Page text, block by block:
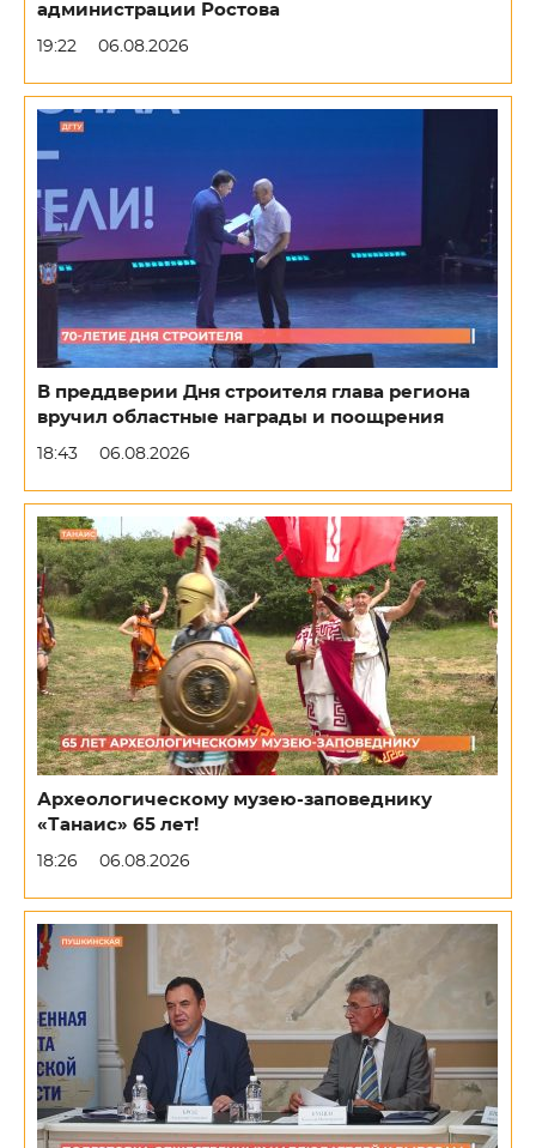
администрации Ростова
19:22 06.08.2026
В преддверии Дня строителя глава региона
вручил областные награды и поощрения
18:43 06.08.2026
Археологическому музею-заповеднику
«Танаис» 65 лет!
18:26 06.08.2026